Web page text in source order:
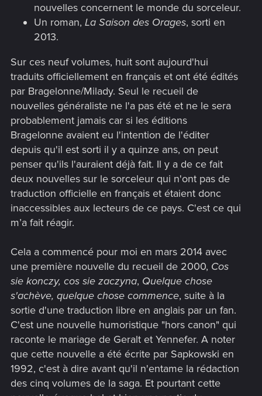
nouvelles concernent le monde du sorceleur.
Un roman, La Saison des Orages, sorti en
2013.
Sur ces neuf volumes, huit sont aujourd'hui
traduits officiellement en français et ont été édités
par Bragelonne/Milady. Seul le recueil de
nouvelles généraliste ne l'a pas été et ne le sera
probablement jamais car si les éditions
Bragelonne avaient eu l'intention de l'éditer
depuis qu'il est sorti il y a quinze ans, on peut
penser qu'ils l'auraient déjà fait. Il y a de ce fait
deux nouvelles sur le sorceleur qui n'ont pas de
traduction officielle en français et étaient donc
inaccessibles aux lecteurs de ce pays. C'est ce qui
m’a fait réagir.
Cela a commencé pour moi en mars 2014 avec
une première nouvelle du recueil de 2000, Cos
sie konczy, cos sie zaczyna, Quelque chose
s'achève, quelque chose commence, suite à la
sortie d'une traduction libre en anglais par un fan.
C'est une nouvelle humoristique "hors canon" qui
raconte le mariage de Geralt et Yennefer. A noter
que cette nouvelle a été écrite par Sapkowski en
1992, c'est à dire avant qu'il n'entame la rédaction
des cinq volumes de la saga. Et pourtant cette